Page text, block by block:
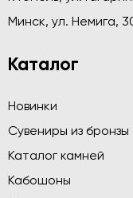
Минск, ул. Немига,
Каталог
Новинки
Сувениры из бронзы
Каталог камней
Кабошоны